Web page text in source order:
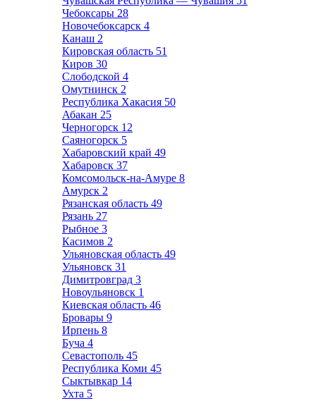
Чебоксары 28
Новочебоксарск 4
Канаш 2
Кировская область 51
Киров 30
Слободской 4
Омутнинск 2
Республика Хакасия 50
Абакан 25
Черногорск 12
Саяногорск 5
Хабаровский край 49
Хабаровск 37
Комсомольск-на-Амуре 8
Амурск 2
Рязанская область 49
Рязань 27
Рыбное 3
Касимов 2
Ульяновская область 49
Ульяновск 31
Димитровград 3
Новоульяновск 1
Киевская область 46
Бровары 9
Ирпень 8
Буча 4
Севастополь 45
Республика Коми 45
Сыктывкар 14
Ухта 5